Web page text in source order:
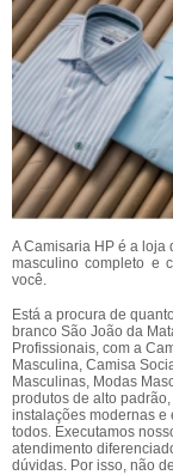
A Camisaria HP é a loja
masculino completo e
você.
Está a procura de
branco São João da
Profissionais, com a
Masculina, Camisa
Masculinas, Modas
produtos de alto
instalações modernas e
todos. Executamos
atendimento
dúvidas. Por isso, não